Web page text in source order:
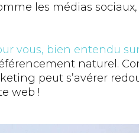
les médias
vous, bien entendu
naturel.
peut s’avérer
web !